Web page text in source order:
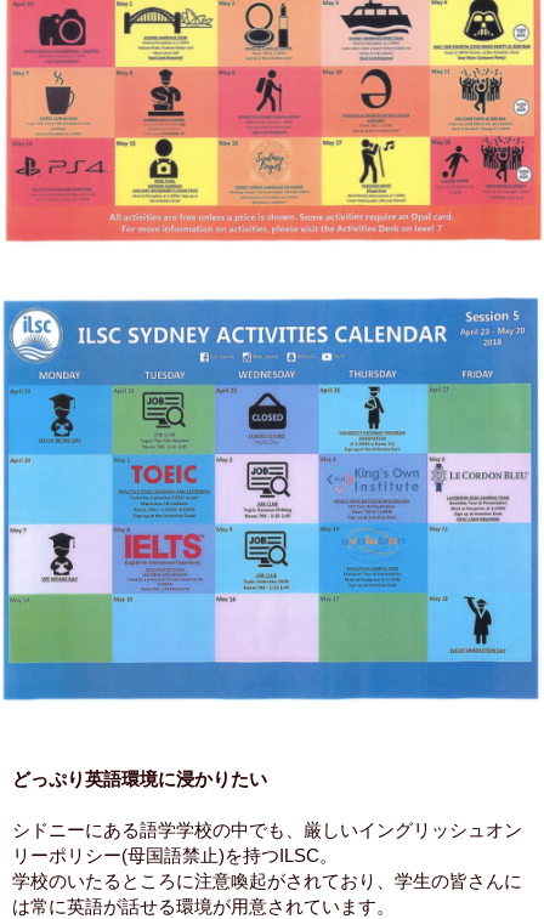
どっぷり英語環境に浸かりたい
シドニーにある語学学校の中でも、厳しいイングリッシュオン
リーポリシー(母国語禁止)を持つILSC。
学校のいたるところに注意喚起がされており、学生の皆さんに
は常に英語が話せる環境が用意されています。